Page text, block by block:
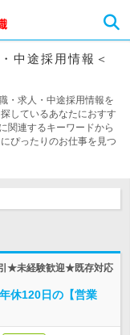
中途採用情報＜
・求人・中途採用情報を
しているあなたにおすす
関連するキーワードから
ぴったりのお仕事を見つ
★未経験歓迎★既存対応
休120日の【営業